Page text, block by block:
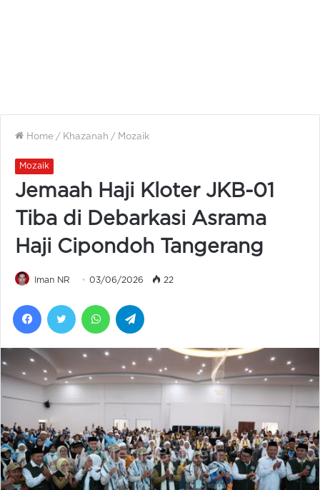
Home / Khazanah / Mozaik
Mozaik
Jemaah Haji Kloter JKB-01
Tiba di Debarkasi Asrama
Haji Cipondoh Tangerang
Iman NR 03/06/2026 22
FacebookTwitter WhatsApp